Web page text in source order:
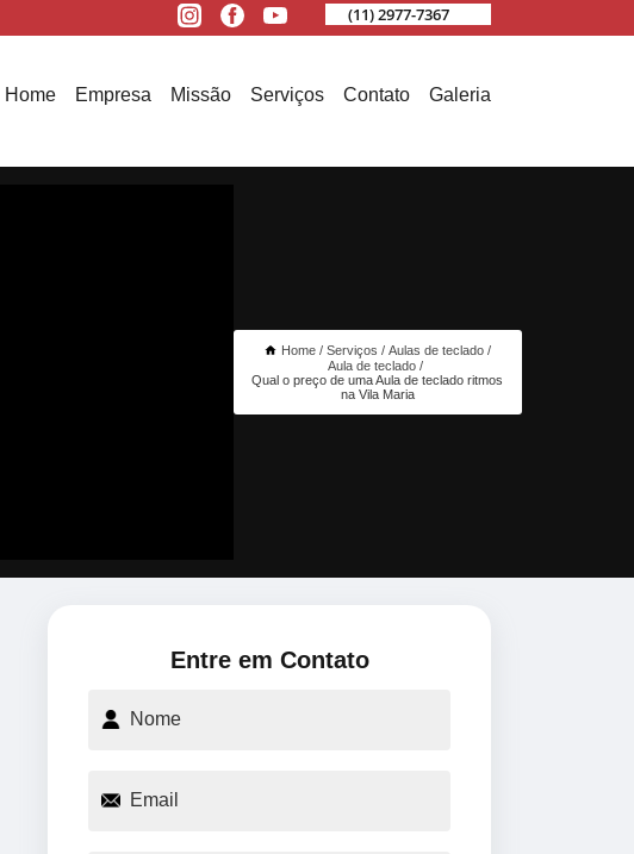
(11) 2977-7367
Home Empresa Missão Serviços Contato Galeria
Home Serviços
Aulas de teclado
Aula de teclado
Qual o preço de uma Aula de teclado ritmos
na Vila Maria
Entre em Contato